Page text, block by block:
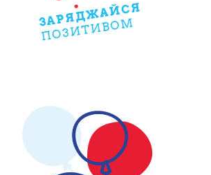
ЗАРЯДЖАЙСЯ
ПОЗИТИВОМ